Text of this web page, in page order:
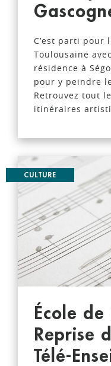
C’est parti pour
Toulousaine
résidence à
pour y peindre
Retrouvez tout
itinéraires
CULTURE
École
Reprise
Télé-